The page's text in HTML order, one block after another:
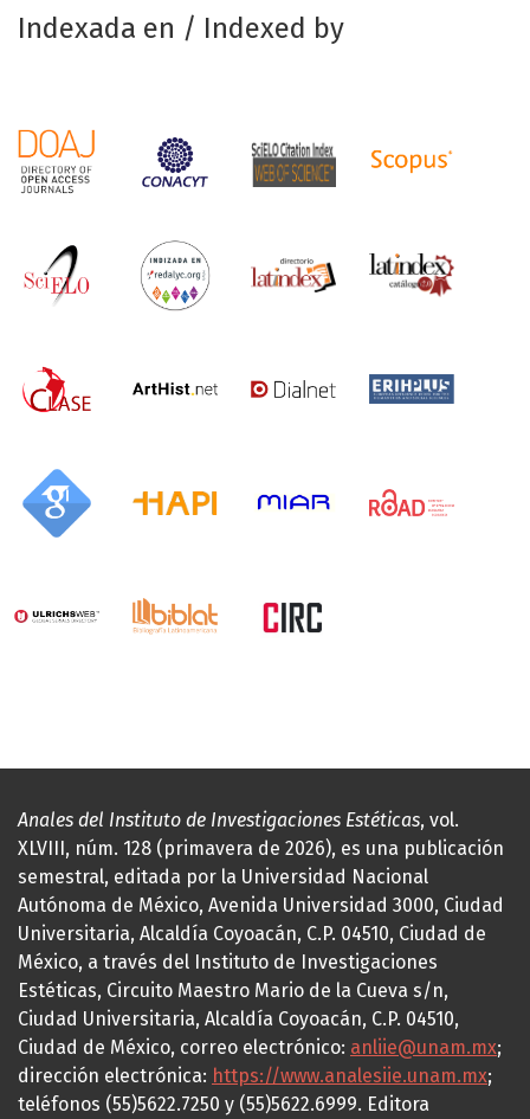
Indexada en / Indexed by
Anales del Instituto de Investigaciones Estéticas, vol.
XLVIII, núm. 128 (primavera de 2026), es una publicación
semestral, editada por la Universidad Nacional
Autónoma de México, Avenida Universidad 3000, Ciudad
Universitaria, Alcaldía Coyoacán, C.P. 04510, Ciudad de
México, a través del Instituto de Investigaciones
Estéticas, Circuito Maestro Mario de la Cueva s/n,
Ciudad Universitaria, Alcaldía Coyoacán, C.P. 04510,
Ciudad de México, correo electrónico: anliie@unam.mx;
dirección electrónica: https://www.analesiie.unam.mx;
teléfonos (55)5622.7250 y (55)5622.6999. Editora